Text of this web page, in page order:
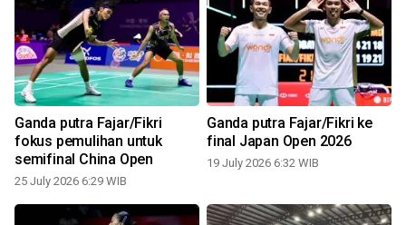
Ganda putra Fajar/Fikri
fokus pemulihan untuk
semifinal China Open
25 July 2026 6:29 WIB
Ganda putra Fajar/Fikri ke
final Japan Open 2026
19 July 2026 6:32 WIB